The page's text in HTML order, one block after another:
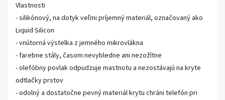
Vlastnosti
- silikónový, na dotyk veľmi príjemný materiál, označovaný ako
Liquid Silicon
- vnútorná výstelka z jemného mikrovlákna
- farebne stály, časom nevybledne ani nezožltne
- olefóbny povlak odpudzuje mastnotu a nezostávajú na kryte
odtlačky prstov
- odolný a dostatočne pevný materiál krytu chráni telefón pri